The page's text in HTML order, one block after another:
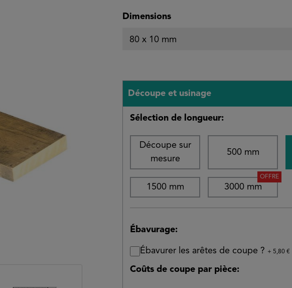
Sélectionnez
Dimensions
Découpe et usinage
Sélection de longueur:
Découpe sur
mesure
500 mm
1500 mm 3000 mm
OFFRE
Ébavurage:
Ébavurer les arêtes de coupe ? + 5,80 €
Coûts de coupe par pièce: